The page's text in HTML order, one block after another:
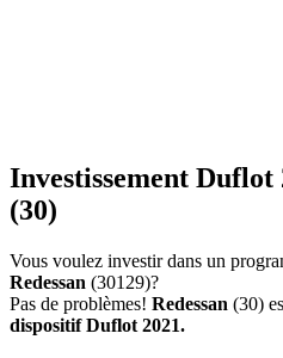
Investissement Duflot
(30)
Vous voulez investir dans un
Redessan (30129)?
Pas de problèmes! Redessan (30)
dispositif Duflot 2021.